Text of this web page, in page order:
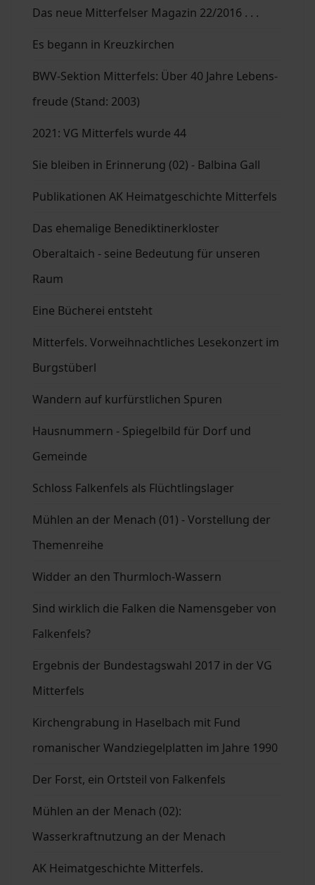
Das neue Mitterfelser Magazin 22/2016 . . .
Es begann in Kreuzkirchen
BWV-Sektion Mitterfels: Über 40 Jahre Lebens-
freude (Stand: 2003)
2021: VG Mitterfels wurde 44
Sie bleiben in Erinnerung (02) - Balbina Gall
Publikationen AK Heimatgeschichte Mitterfels
Das ehemalige Benediktinerkloster
Oberaltaich - seine Bedeutung für unseren
Raum
Eine Bücherei entsteht
Mitterfels. Vorweihnachtliches Lesekonzert im
Burgstüberl
Wandern auf kurfürstlichen Spuren
Hausnummern - Spiegelbild für Dorf und
Gemeinde
Schloss Falkenfels als Flüchtlingslager
Mühlen an der Menach (01) - Vorstellung der
Themenreihe
Widder an den Thurmloch-Wassern
Sind wirklich die Falken die Namensgeber von
Falkenfels?
Ergebnis der Bundestagswahl 2017 in der VG
Mitterfels
Kirchengrabung in Haselbach mit Fund
romanischer Wandziegelplatten im Jahre 1990
Der Forst, ein Ortsteil von Falkenfels
Mühlen an der Menach (02):
Wasserkraftnutzung an der Menach
AK Heimatgeschichte Mitterfels.